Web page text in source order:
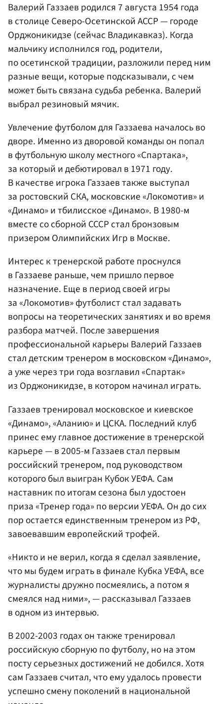
Валерий Газзаев родился 7 августа 1954 года
в столице Северо-Осетинской АССР — городе
Орджоникидзе (сейчас Владикавказ). Когда
мальчику исполнился год, родители,
по осетинской традиции, разложили перед ним
разные вещи, которые подсказывали, с чем
может быть связана судьба ребенка. Валерий
выбрал резиновый мячик.
Увлечение футболом для Газзаева началось во
дворе. Именно из дворовой команды он попал
в футбольную школу местного «Спартака»,
за который и дебютировал в 1971 году.
В качестве игрока Газзаев также выступал
за ростовский СКА, московские «Локомотив» и
«Динамо» и тбилисское «Динамо». В 1980-м
вместе со сборной СССР стал бронзовым
призером Олимпийских Игр в Москве.
Интерес к тренерской работе проснулся
в Газзаеве раньше, чем пришло первое
назначение. Еще в период своей игры
за «Локомотив» футболист стал задавать
вопросы на теоретических занятиях и во время
разбора матчей. После завершения
профессиональной карьеры Валерий Газзаев
стал детским тренером в московском «Динамо»,
а уже через три года возглавил «Спартак»
из Орджоникидзе, в котором начинал играть.
Газзаев тренировал московское и киевское
«Динамо», «Аланию» и ЦСКА. Последний клуб
принес ему главное достижение в тренерской
карьере — в 2005-м Газзаев стал первым
российский тренером, под руководством
которого был выигран Кубок УЕФА. Сам
наставник по итогам сезона был удостоен
приза «Тренер года» по версии УЕФА. Он до сих
пор остается единственным тренером из РФ,
завоевавшим европейский трофей.
«Никто и не верил, когда я сделал заявление,
что мы будем играть в финале Кубка УЕФА, все
журналисты дружно посмеялись, а потом я
смеялся над ними», — рассказывал Газзаев
в одном из интервью.
В 2002-2003 годах он также тренировал
российскую сборную по футболу, но на этом
посту серьезных достижений не добился. Хотя
сам Газзаев считал, что ему удалось провести
успешно смену поколений в национальной